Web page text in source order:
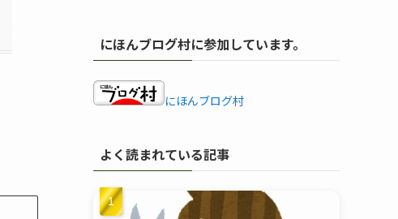
ブにほんブログ村に参加しています。
にほんブログ村
よく読まれている記事